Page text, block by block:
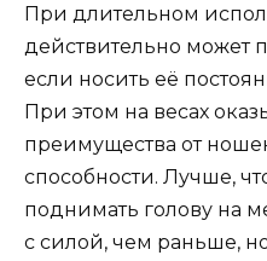
При длительном
действительно может
если носить её
При этом на весах
преимущества от
способности. Лучше,
поднимать голову на
с силой, чем раньше,